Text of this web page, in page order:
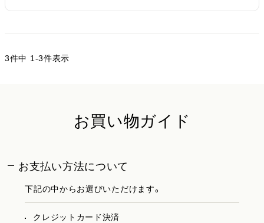
3件中 1-3件表示
お買い物ガイド
お支払い方法について
下記の中からお選びいただけます。
クレジットカード決済